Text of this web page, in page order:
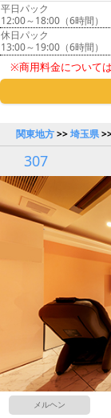
平日パック
12:00～18:00（6時間）
休日パック
13:00～19:00（6時間）
※商用料金について
関東地方>>埼玉県
307
メルヘン